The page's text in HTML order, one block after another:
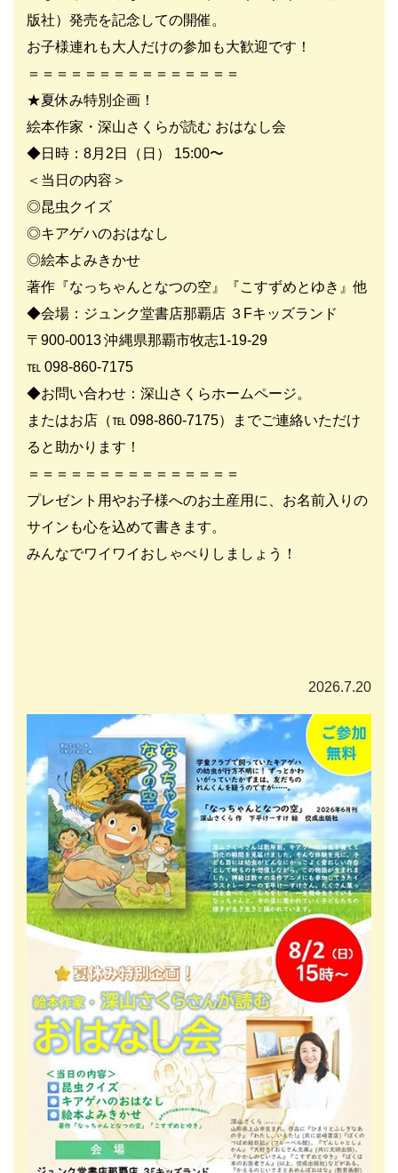
版社）発売を記念しての開催。
お子様連れも大人だけの参加も大歓迎です！
＝＝＝＝＝＝＝＝＝＝＝＝＝＝＝
★夏休み特別企画！
絵本作家・深山さくらが読む おはなし会
◆日時：8月2日（日） 15:00〜
＜当日の内容＞
◎昆虫クイズ
◎キアゲハのおはなし
◎絵本よみきかせ
著作『なっちゃんとなつの空』『こすずめとゆき』他
◆会場：ジュンク堂書店那覇店 ３Fキッズランド
〒900-0013 沖縄県那覇市牧志1-19-29
℡ 098-860-7175
◆お問い合わせ：深山さくらホームページ。
またはお店（℡ 098-860-7175）までご連絡いただけ
ると助かります！
＝＝＝＝＝＝＝＝＝＝＝＝＝＝＝
プレゼント用やお子様へのお土産用に、お名前入りの
サインも心を込めて書きます。
みんなでワイワイおしゃべりしましょう！
2026.7.20